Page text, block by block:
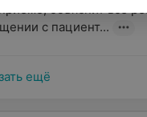
объяснит все
с пациент...
ещё